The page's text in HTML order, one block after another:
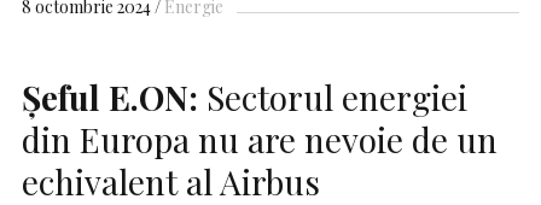
8 octombrie 2024 Energie
Şeful E.ON: Sectorul energiei
din Europa nu are nevoie de un
echivalent al Airbus